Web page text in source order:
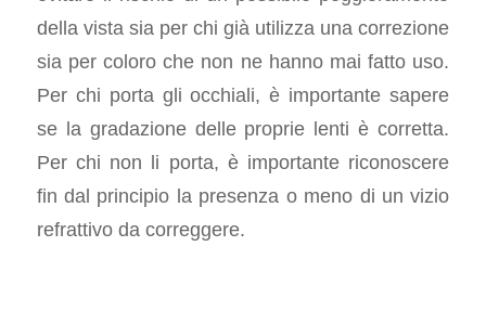
della vista sia per chi già utilizza una correzione
sia per coloro che non ne hanno mai fatto uso.
Per chi porta gli occhiali, è importante sapere
se la gradazione delle proprie lenti è corretta.
Per chi non li porta, è importante riconoscere
fin dal principio la presenza o meno di un vizio
refrattivo da correggere.